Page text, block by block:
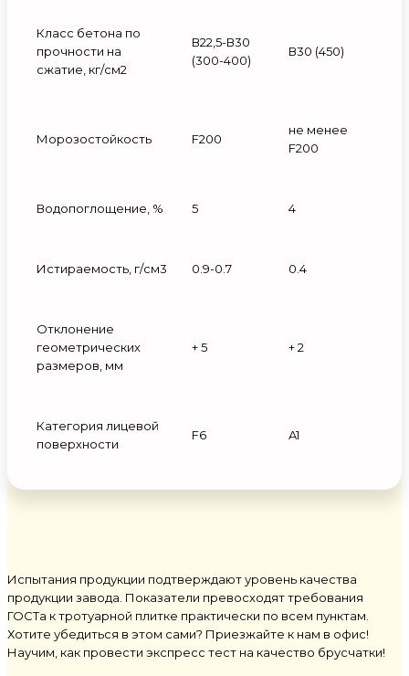
Класс бетона по
прочности на
сжатие, кг/см2
В22,5-В30
(300-400)
В30 (450)
Морозостойкость F200
не менее
F200
Водопоглощение, % 5 4
Истираемость, г/см3 0.9-0.7 0.4
Отклонение
геометрических
размеров, мм
+ 5 + 2
Категория лицевой
поверхности
F6 A1
Испытания продукции подтверждают уровень качества
продукции завода. Показатели превосходят требования
ГОСТа к тротуарной плитке практически по всем пунктам.
Хотите убедиться в этом сами? Приезжайте к нам в офис!
Научим, как провести экспресс тест на качество брусчатки!